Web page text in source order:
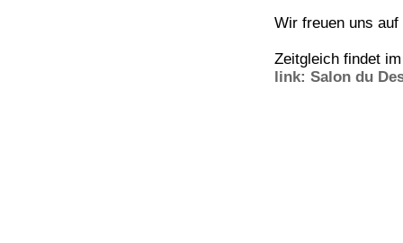
Wir freuen uns
Zeitgleich findet
link: Salon du